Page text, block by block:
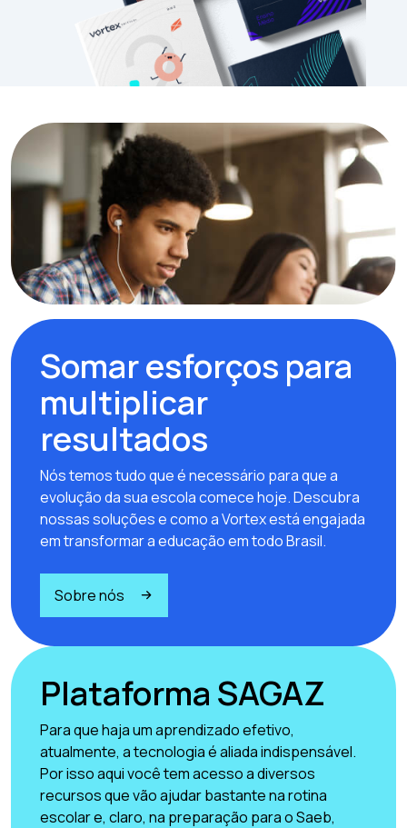
Somar esforços para
multiplicar
resultados
Nós temos tudo que é necessário para que a
evolução da sua escola comece hoje. Descubra
nossas soluções e como a Vortex está engajada
em transformar a educação em todo Brasil.
Sobre nós
Plataforma SAGAZ
Para que haja um aprendizado efetivo,
atualmente, a tecnologia é aliada indispensável.
Por isso aqui você tem acesso a diversos
recursos que vão ajudar bastante na rotina
escolar e, claro, na preparação para o Saeb,